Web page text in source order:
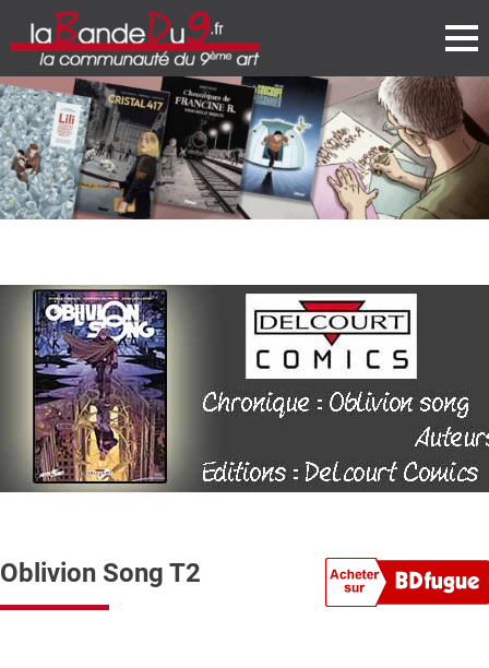
Oblivion Song T2